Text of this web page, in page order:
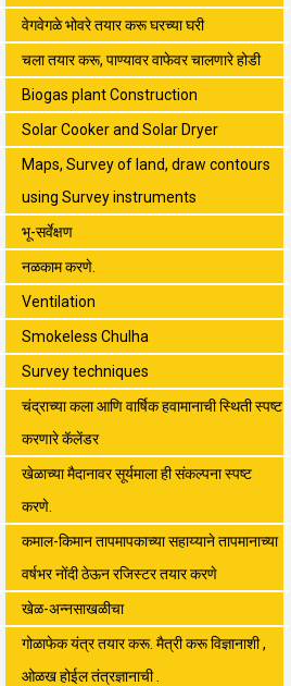
वेगवेगळे भोवरे तयार करू घरच्या घरी
चला तयार करू, पाण्यावर वाफेवर चालणारे होडी
Biogas plant Construction
Solar Cooker and Solar Dryer
Maps, Survey of land, draw contours
using Survey instruments
भू-सर्वेक्षण
नळकाम करणे.
Ventilation
Smokeless Chulha
Survey techniques
चंद्राच्या कला आणि वार्षिक हवामानाची स्थिती स्पष्ट
करणारे कॅलेंडर
खेळाच्या मैदानावर सूर्यमाला ही संकल्पना स्पष्ट
करणे.
कमाल-किमान तापमापकाच्या सहाय्याने तापमानाच्या
वर्षभर नोंदी ठेऊन रजिस्टर तयार करणे
खेळ-अन्नसाखळीचा
गोळाफेक यंत्र तयार करू. मैत्री करू विज्ञानाशी ,
ओळख होईल तंत्रज्ञानाची .